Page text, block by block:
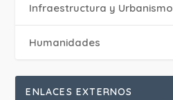
Infraestructura y Urbanismo
Humanidades
ENLACES EXTERNOS